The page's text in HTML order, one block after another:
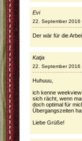
Evi
22. September 2016
Der wär für die
Katja
22. September 2016
Huhuuu,
ich kenne
sich rächt, wenn
doch optimal für
Übergangszeiten
Liebe Grüße!